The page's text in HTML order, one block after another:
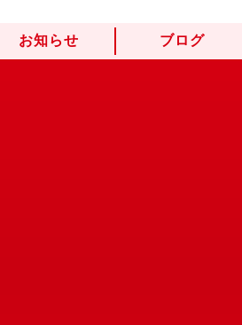
お知らせ ブログ